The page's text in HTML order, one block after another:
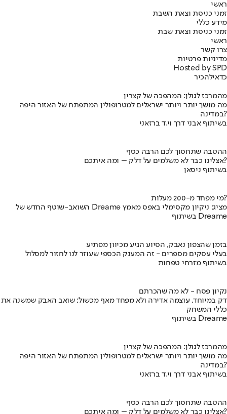
ראשי
זמני כניסת וצאת השבת
מידע כללי
זמני כניסת וצאת שבת
ראשי
צרו קשר
מדיניות פרטיות
Hosted by SPD
כדאילהכיר
מהמרכז לגולן: המהפכה של קצרין
מה מושך יותר ויותר ישראלים למטרופולין המתפתח של האזור היפה
במדינה?
בשיתוף אבני דרך וי.ד ברזאני
ההטבה שתחסוך לכם הרבה כסף
אצלינו כבר לא משלמים על דלק – ומה איתכם?
בשיתוף ניסאן
מי מפחד מ-200 מעלות?
השואב-שוטף החדש של Dreame מציג: ניקיון מקסימלי באפס מאמץ
בשיתוף Dreame
בזמן שהצפון נאבק, הסיוע הגיע מכיוון מפתיע
בעלי עסקים מספרים - זה המענק הכספי שעוזר לנו לחזור למסלול
בשיתוף מזרחי טפחות
נקיון פסח - לא מה שהכרתם
דק במיוחד, עוצמה אדירה ולא מפחד מאף מכשול: שואב האבק שמשנה את
כללי המשחק
בשיתוף Dreame
מהמרכז לגולן: המהפכה של קצרין
מה מושך יותר ויותר ישראלים למטרופולין המתפתח של האזור היפה
במדינה?
בשיתוף אבני דרך וי.ד ברזאני
ההטבה שתחסוך לכם הרבה כסף
אצלינו כבר לא משלמים על דלק – ומה איתכם?